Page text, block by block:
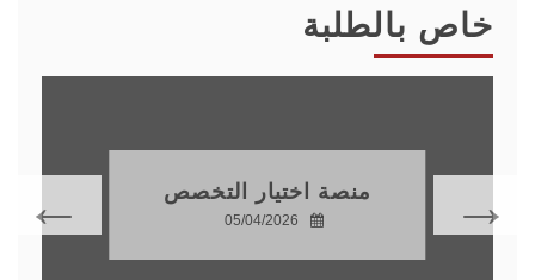
خاص بالطلبة
منصة اختيار التخصص
05/04/2026